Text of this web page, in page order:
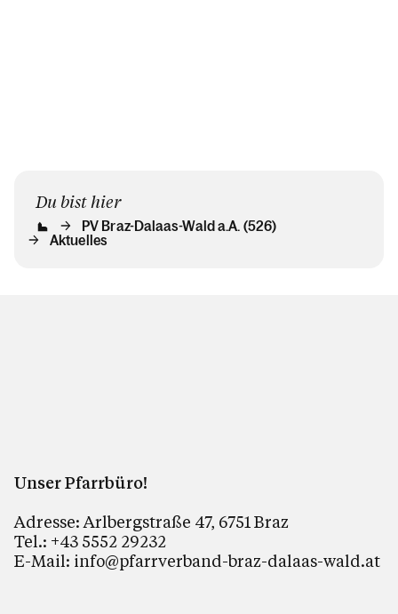
Du bist hier
PV Braz-Dalaas-Wald a.A. (526)
Aktuelles
Unser Pfarrbüro!
Adresse: Arlbergstraße 47, 6751 Braz
Tel.: +43 5552 29232
E-Mail: info@pfarrverband-braz-dalaas-wald.at